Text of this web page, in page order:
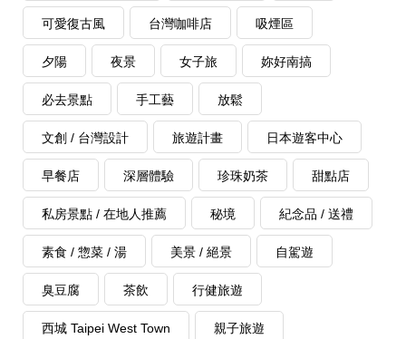
可愛復古風 台灣咖啡店 吸煙區
夕陽 夜景 女子旅 妳好南搞
必去景點 手工藝 放鬆
文創 / 台灣設計 旅遊計畫 日本遊客中心
早餐店 深層體驗 珍珠奶茶 甜點店
私房景點 / 在地人推薦 秘境 紀念品 / 送禮
素食 / 惣菜 / 湯 美景 / 絕景 自駕遊
臭豆腐 茶飲 行健旅遊
西城 Taipei West Town 親子旅遊